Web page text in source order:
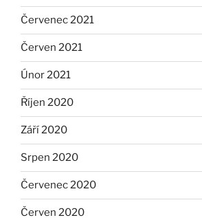
Červenec 2021
Červen 2021
Únor 2021
Říjen 2020
Září 2020
Srpen 2020
Červenec 2020
Červen 2020